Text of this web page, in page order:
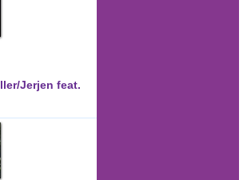
Jerjen feat.